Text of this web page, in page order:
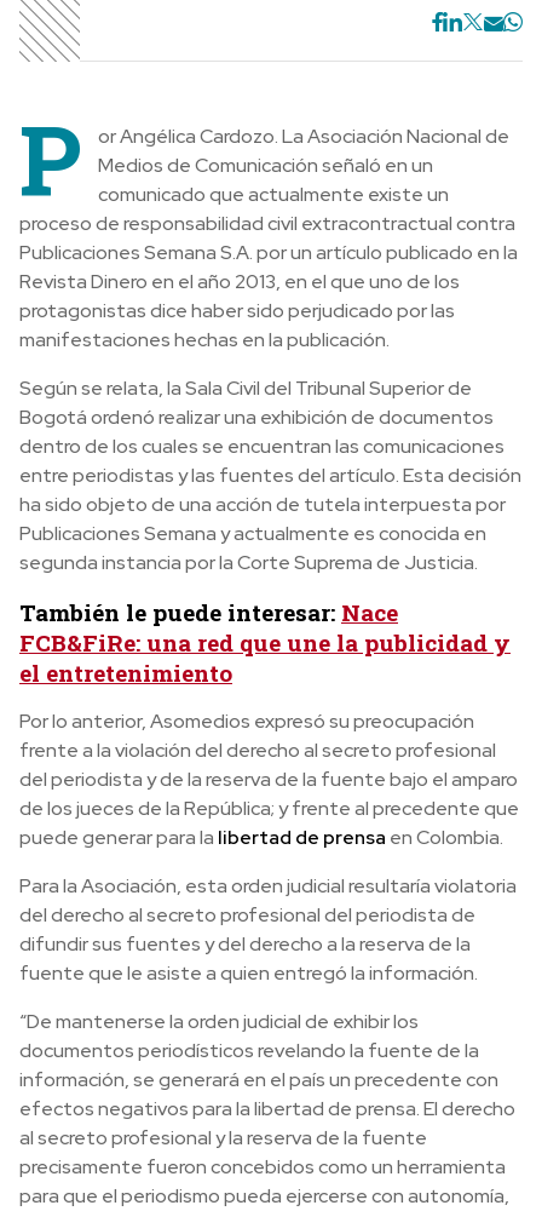
P
or Angélica Cardozo. La Asociación Nacional de
Medios de Comunicación señaló en un
comunicado que actualmente existe un
proceso de responsabilidad civil extracontractual contra
Publicaciones Semana S.A. por un artículo publicado en la
Revista Dinero en el año 2013, en el que uno de los
protagonistas dice haber sido perjudicado por las
manifestaciones hechas en la publicación.
Según se relata, la Sala Civil del Tribunal Superior de
Bogotá ordenó realizar una exhibición de documentos
dentro de los cuales se encuentran las comunicaciones
entre periodistas y las fuentes del artículo. Esta decisión
ha sido objeto de una acción de tutela interpuesta por
Publicaciones Semana y actualmente es conocida en
segunda instancia por la Corte Suprema de Justicia.
También le puede interesar: Nace
FCB&FiRe: una red que une la publicidad y
el entretenimiento
Por lo anterior, Asomedios expresó su preocupación
frente a la violación del derecho al secreto profesional
del periodista y de la reserva de la fuente bajo el amparo
de los jueces de la República; y frente al precedente que
puede generar para la libertad de prensa en Colombia.
Para la Asociación, esta orden judicial resultaría violatoria
del derecho al secreto profesional del periodista de
difundir sus fuentes y del derecho a la reserva de la
fuente que le asiste a quien entregó la información.
“De mantenerse la orden judicial de exhibir los
documentos periodísticos revelando la fuente de la
información, se generará en el país un precedente con
efectos negativos para la libertad de prensa. El derecho
al secreto profesional y la reserva de la fuente
precisamente fueron concebidos como un herramienta
para que el periodismo pueda ejercerse con autonomía,